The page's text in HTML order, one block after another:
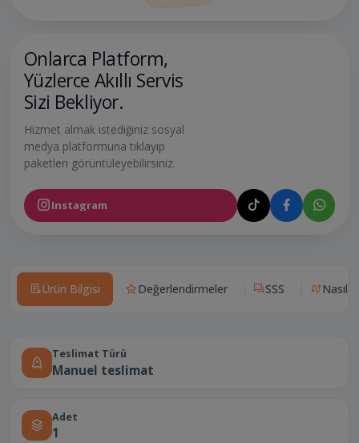
Onlarca Platform,
Yüzlerce Akıllı Servis
Sizi Bekliyor.
Hizmet almak istediğiniz sosyal
medya platformuna tıklayıp
paketleri görüntüleyebilirsiniz.
Instagram
Ürün Bilgisi Değerlendirmeler SSS Nasıl
Teslimat Türü
Manuel teslimat
Adet
1